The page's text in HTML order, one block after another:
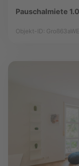
Pauschalmiete
Objekt-ID: